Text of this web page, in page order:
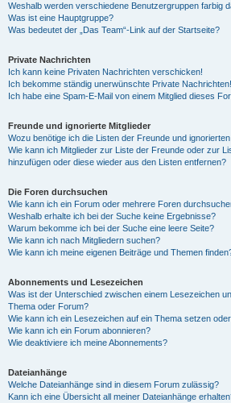
Weshalb werden verschiedene Benutzergruppen farbig
Was ist eine Hauptgruppe?
Was bedeutet der „Das Team“-Link auf der Startseite?
Private Nachrichten
Ich kann keine Privaten Nachrichten verschicken!
Ich bekomme ständig unerwünschte Private Nachrichten!
Ich habe eine Spam-E-Mail von einem Mitglied dieses
Freunde und ignorierte Mitglieder
Wozu benötige ich die Listen der Freunde und
Wie kann ich Mitglieder zur Liste der Freunde oder zur
hinzufügen oder diese wieder aus den Listen entfernen?
Die Foren durchsuchen
Wie kann ich ein Forum oder mehrere Foren
Weshalb erhalte ich bei der Suche keine Ergebnisse?
Warum bekomme ich bei der Suche eine leere Seite?
Wie kann ich nach Mitgliedern suchen?
Wie kann ich meine eigenen Beiträge und Themen
Abonnements und Lesezeichen
Was ist der Unterschied zwischen einem Lesezeichen
Thema oder Forum?
Wie kann ich ein Lesezeichen auf ein Thema setzen
Wie kann ich ein Forum abonnieren?
Wie deaktiviere ich meine Abonnements?
Dateianhänge
Welche Dateianhänge sind in diesem Forum zulässig?
Kann ich eine Übersicht all meiner Dateianhänge